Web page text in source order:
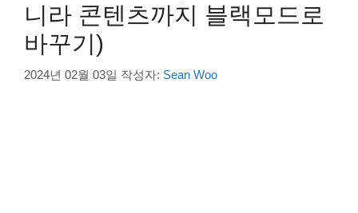
니라 콘텐츠까지 블랙모드로
바꾸기)
2024년 02월 03일 작성자: Sean Woo